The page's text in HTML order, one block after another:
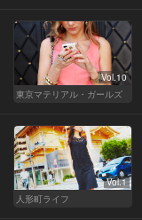
Vol.10
東京マテリアル・ガールズ
Vol.1
人形町ライフ